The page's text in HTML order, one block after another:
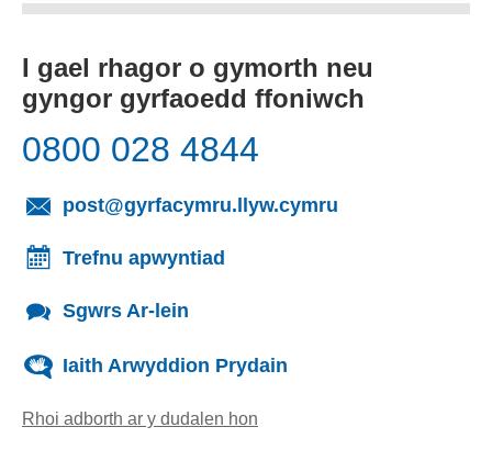
I gael rhagor o gymorth neu
gyngor gyrfaoedd ffoniwch
0800 028 4844
post@gyrfacymru.llyw.cymru
Trefnu apwyntiad
Sgwrs Ar-lein
Iaith Arwyddion Prydain
Rhoi adborth ar y dudalen hon